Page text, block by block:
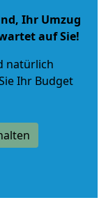
Ihr Umzug
auf Sie!
natürlich
Ihr Budget